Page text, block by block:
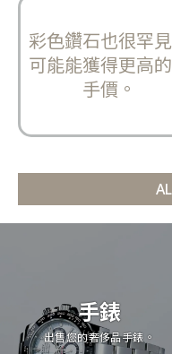
彩色鑽石也很罕見
可能能獲得更高
手價。
手錶
出售您的奢侈品手錶。